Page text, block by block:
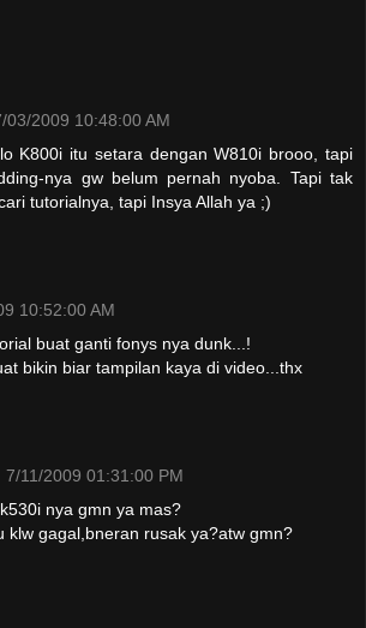
03/2009 10:48:00 AM
K800i itu setara dengan W810i brooo, tapi
nya gw belum pernah nyoba. Tapi tak
tutorialnya, tapi Insya Allah ya ;)
10:52:00 AM
buat ganti fonys nya dunk...!
bikin biar tampilan kaya di video...thx
7/11/2009 01:31:00 PM
nya gmn ya mas?
klw gagal,bneran rusak ya?atw gmn?